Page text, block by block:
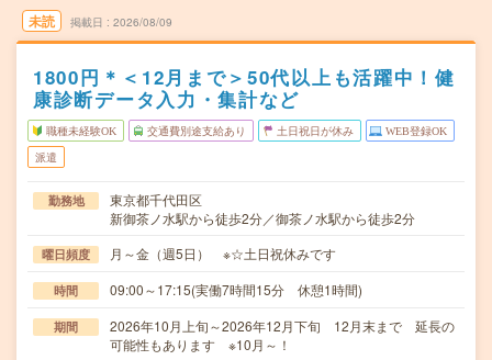
未読 掲載日 2026/08/09
1800円＊＜12月まで＞50代以上も活躍中！健
康診断データ入力・集計など
職種未経験OK 交通費別途支給あり 土日祝日が休み WEB登録OK
派遣
勤務地
東京都千代田区
新御茶ノ水駅から徒歩2分／御茶ノ水駅から徒歩2分
曜日頻度 月～金（週5日） ※☆土日祝休みです
時間 09:00～17:15(実働7時間15分 休憩1時間)
期間
2026年10月上旬～2026年12月下旬 12月末まで 延長の
可能性もあります ※10月～！